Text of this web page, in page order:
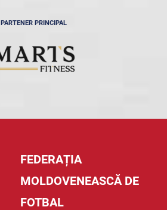
PARTENER PRINCIPAL
FEDERAȚIA
MOLDOVENEASCĂ DE
FOTBAL